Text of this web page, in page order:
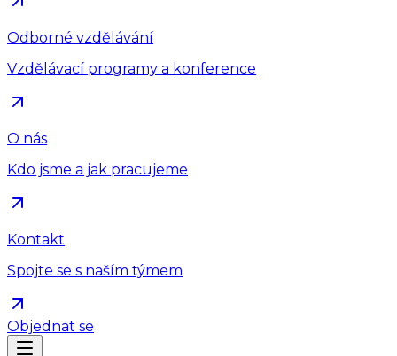
Odborné vzdělávání
Vzdělávací programy a konference
O nás
Kdo jsme a jak pracujeme
Kontakt
Spojte se s naším týmem
Objednat se